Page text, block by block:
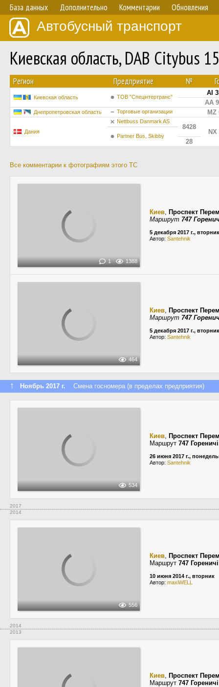
База данных Дополнительно Комментарии Обновления
Автобусный транспорт
Киевская область, DAB Citybus
Регион Предприятие №
Киевская область ТОВ "Спецінтертранс"
AI
AA
Днепропетровская область Торговые организации MZ
Дания
Nettbuss Danmark AS
8428
NX
Partner Bus, Skibby
28
Все комментарии к фотографиям этого ТС
1 1388
Киев, Проспект
Маршрут 747
5 декабря 2017 г., вторник
Автор: Santehnik
464
Киев, Проспект
Маршрут 747
5 декабря 2017 г., вторник
Автор: Santehnik
↑ Ноябрь 2017 г. Смена госномера (в пределах предприятия)
534
Киев, Проспект
Маршрут 747
26 июня 2017 г.,
Автор: Santehnik
2017
2014
556
Киев, Проспект
Маршрут 747
10 июня 2014 г., вторник
Автор: maxiWELL
2014
2013
Киев, Проспект
Маршрут 747